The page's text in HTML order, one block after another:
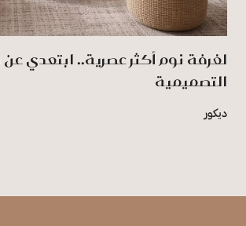
لغرفة نوم أكثر عصرية.. ابتعدي عن
التصميمية
ديكور